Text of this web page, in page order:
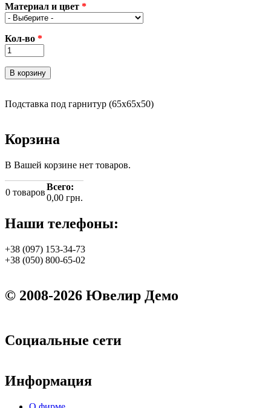
Материал и цвет *
Кол-во *
Подставка под гарнитур (65x65x50)
Корзина
В Вашей корзине нет товаров.
0 товаров
Всего:
0,00 грн.
Наши телефоны:
+38 (097) 153-34-73
+38 (050) 800-65-02
© 2008-2026 Ювелир Демо
Социальные сети
Информация